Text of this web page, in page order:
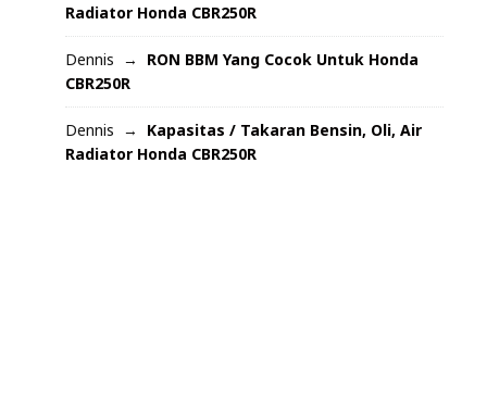
Radiator Honda CBR250R
Dennis
RON BBM Yang Cocok Untuk Honda
CBR250R
Dennis
Kapasitas / Takaran Bensin, Oli, Air
Radiator Honda CBR250R